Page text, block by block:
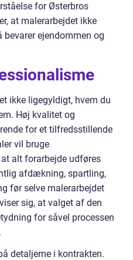
for Østerbros
at malerarbejdet ikke
bevarer ejendommen og
ikke ligegyldigt, hvem du
Høj kvalitet og
for et tilfredsstillende
vil bruge
alt forarbejde udføres
afdækning, spartling,
før selve malerarbejdet
sig, at valget af den
for såvel processen
detaljerne i kontrakten.